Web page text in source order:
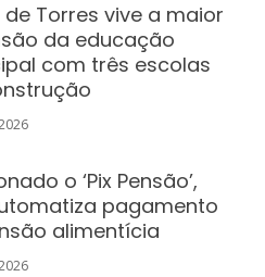
de Torres vive a maior
da educação
com três escolas
o ‘Pix Pensão’,
pagamento
alimentícia